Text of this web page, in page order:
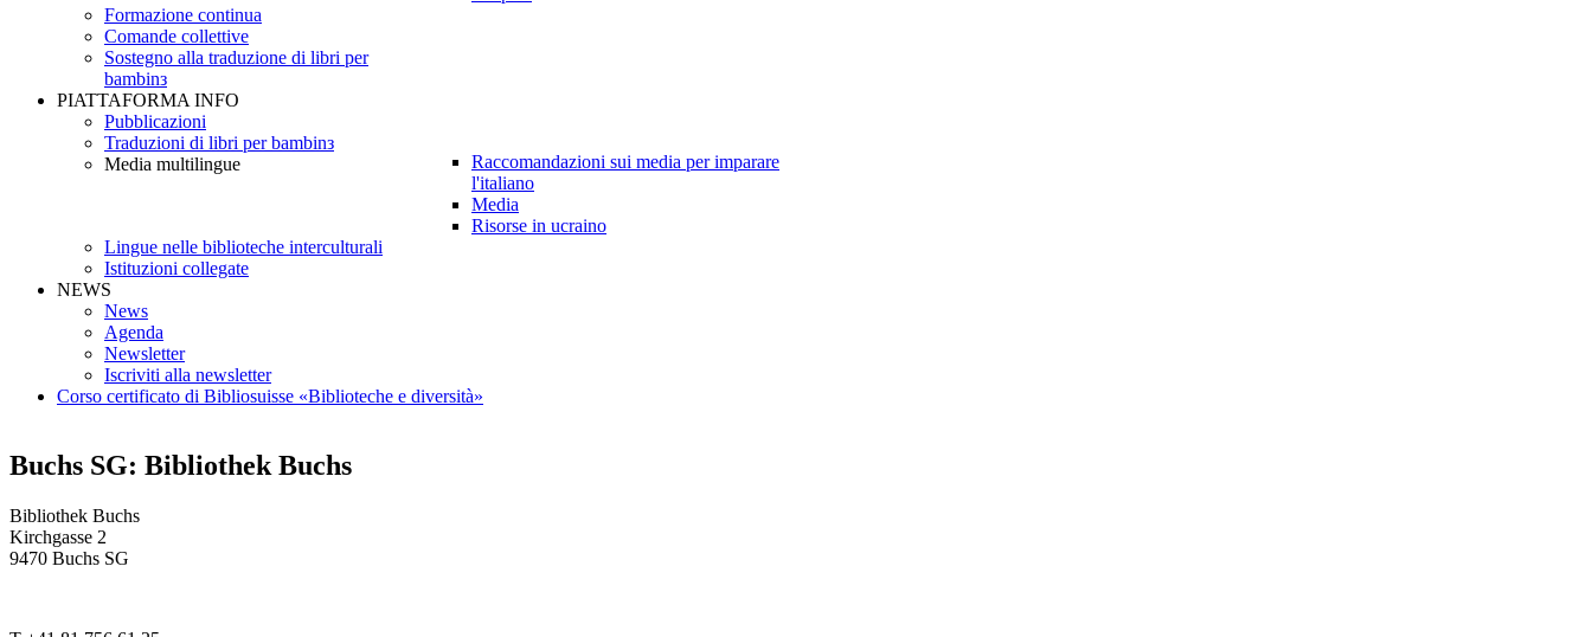
Formazione continua
Comande collettive
Sostegno alla traduzione di libri per
bambinз
PIATTAFORMA INFO
Pubblicazioni
Traduzioni di libri per bambinз
Media multilingue
Raccomandazioni sui media per imparare
l'italiano
Media
Risorse in ucraino
Lingue nelle biblioteche interculturali
Istituzioni collegate
NEWS
News
Agenda
Newsletter
Iscriviti alla newsletter
Corso certificato di Bibliosuisse «Biblioteche e diversità»
Buchs SG: Bibliothek Buchs
Bibliothek Buchs
Kirchgasse 2
9470 Buchs SG